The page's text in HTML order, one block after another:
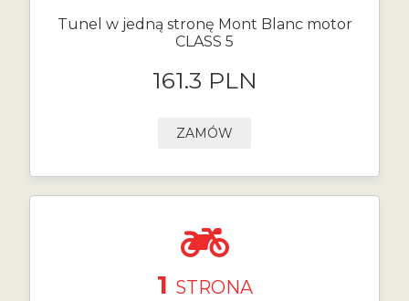
Tunel w jedną stronę Mont Blanc motor
CLASS 5
161.3 PLN
ZAMÓW
1 STRONA